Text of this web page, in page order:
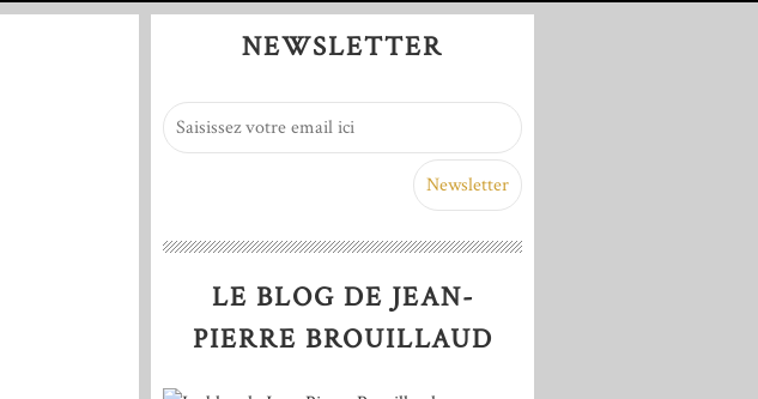
NEWSLETTER
LE BLOG DE JEAN-
PIERRE BROUILLAUD